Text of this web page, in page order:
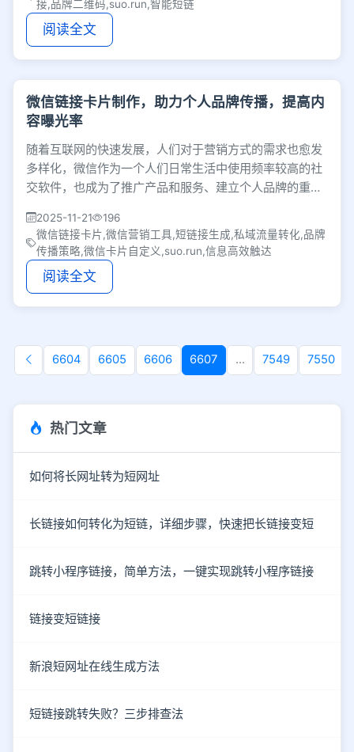
接,品牌二维码,suo.run,智能短链
阅读全文
微信链接卡片制作，助力个人品牌传播，提高内
容曝光率
随着互联网的快速发展，人们对于营销方式的需求也愈发
多样化，微信作为一个人们日常生活中使用频率较高的社
交软件，也成为了推广产品和服务、建立个人品牌的重要
2025-11-21
196
微信链接卡片,微信营销工具,短链接生成,私域流量转化,品牌
传播策略,微信卡片自定义,suo.run,信息高效触达
阅读全文
6604 6605 6606 6607 ... 7549 7550
热门文章
如何将长网址转为短网址
长链接如何转化为短链，详细步骤，快速把长链接变短
跳转小程序链接，简单方法，一键实现跳转小程序链接
链接变短链接
新浪短网址在线生成方法
短链接跳转失败？三步排查法